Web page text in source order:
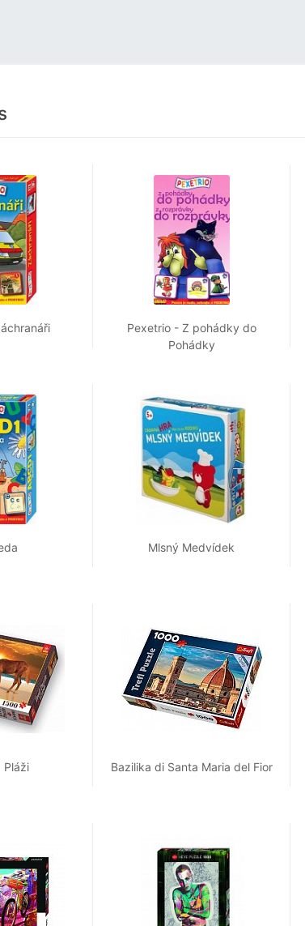
Pexetrio - Z pohádky do
Pohádky
Mlsný Medvídek
Pláži Bazilika di Santa Maria del Fior